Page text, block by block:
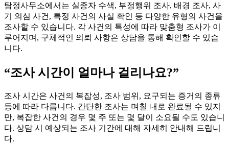
탐정사무소에서는 실종자 수색, 부정행위 조사, 배경 조사, 사
기 의심 사건, 특정 사건의 사실 확인 등 다양한 유형의 사건을
조사할 수 있습니다. 각 사건의 특성에 따라 맞춤형 조사가 이
루어지며, 구체적인 의뢰 사항은 상담을 통해 확인할 수 있습
니다.
“조사 시간이 얼마나 걸리나요?”
조사 시간은 사건의 복잡성, 조사 범위, 요구되는 증거의 종류
등에 따라 다릅니다. 간단한 조사는 며칠 내로 완료될 수 있지
만, 복잡한 사건의 경우 몇 주 또는 몇 달이 소요될 수도 있습니
다. 상담 시 예상되는 조사 기간에 대해 자세히 안내해 드립니
다.